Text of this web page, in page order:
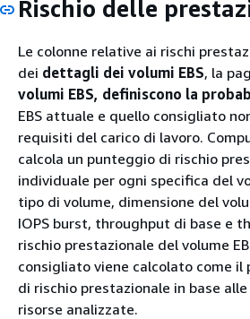
Rischio delle
Le colonne relative ai rischi
dei dettagli dei volumi EBS, la
volumi EBS, definiscono la
EBS attuale e quello consigliato
requisiti del carico di lavoro.
calcola un punteggio di rischio
individuale per ogni specifica del
tipo di volume, dimensione del
IOPS burst, throughput di base e
rischio prestazionale del volume
consigliato viene calcolato come il
di rischio prestazionale in base
risorse analizzate.